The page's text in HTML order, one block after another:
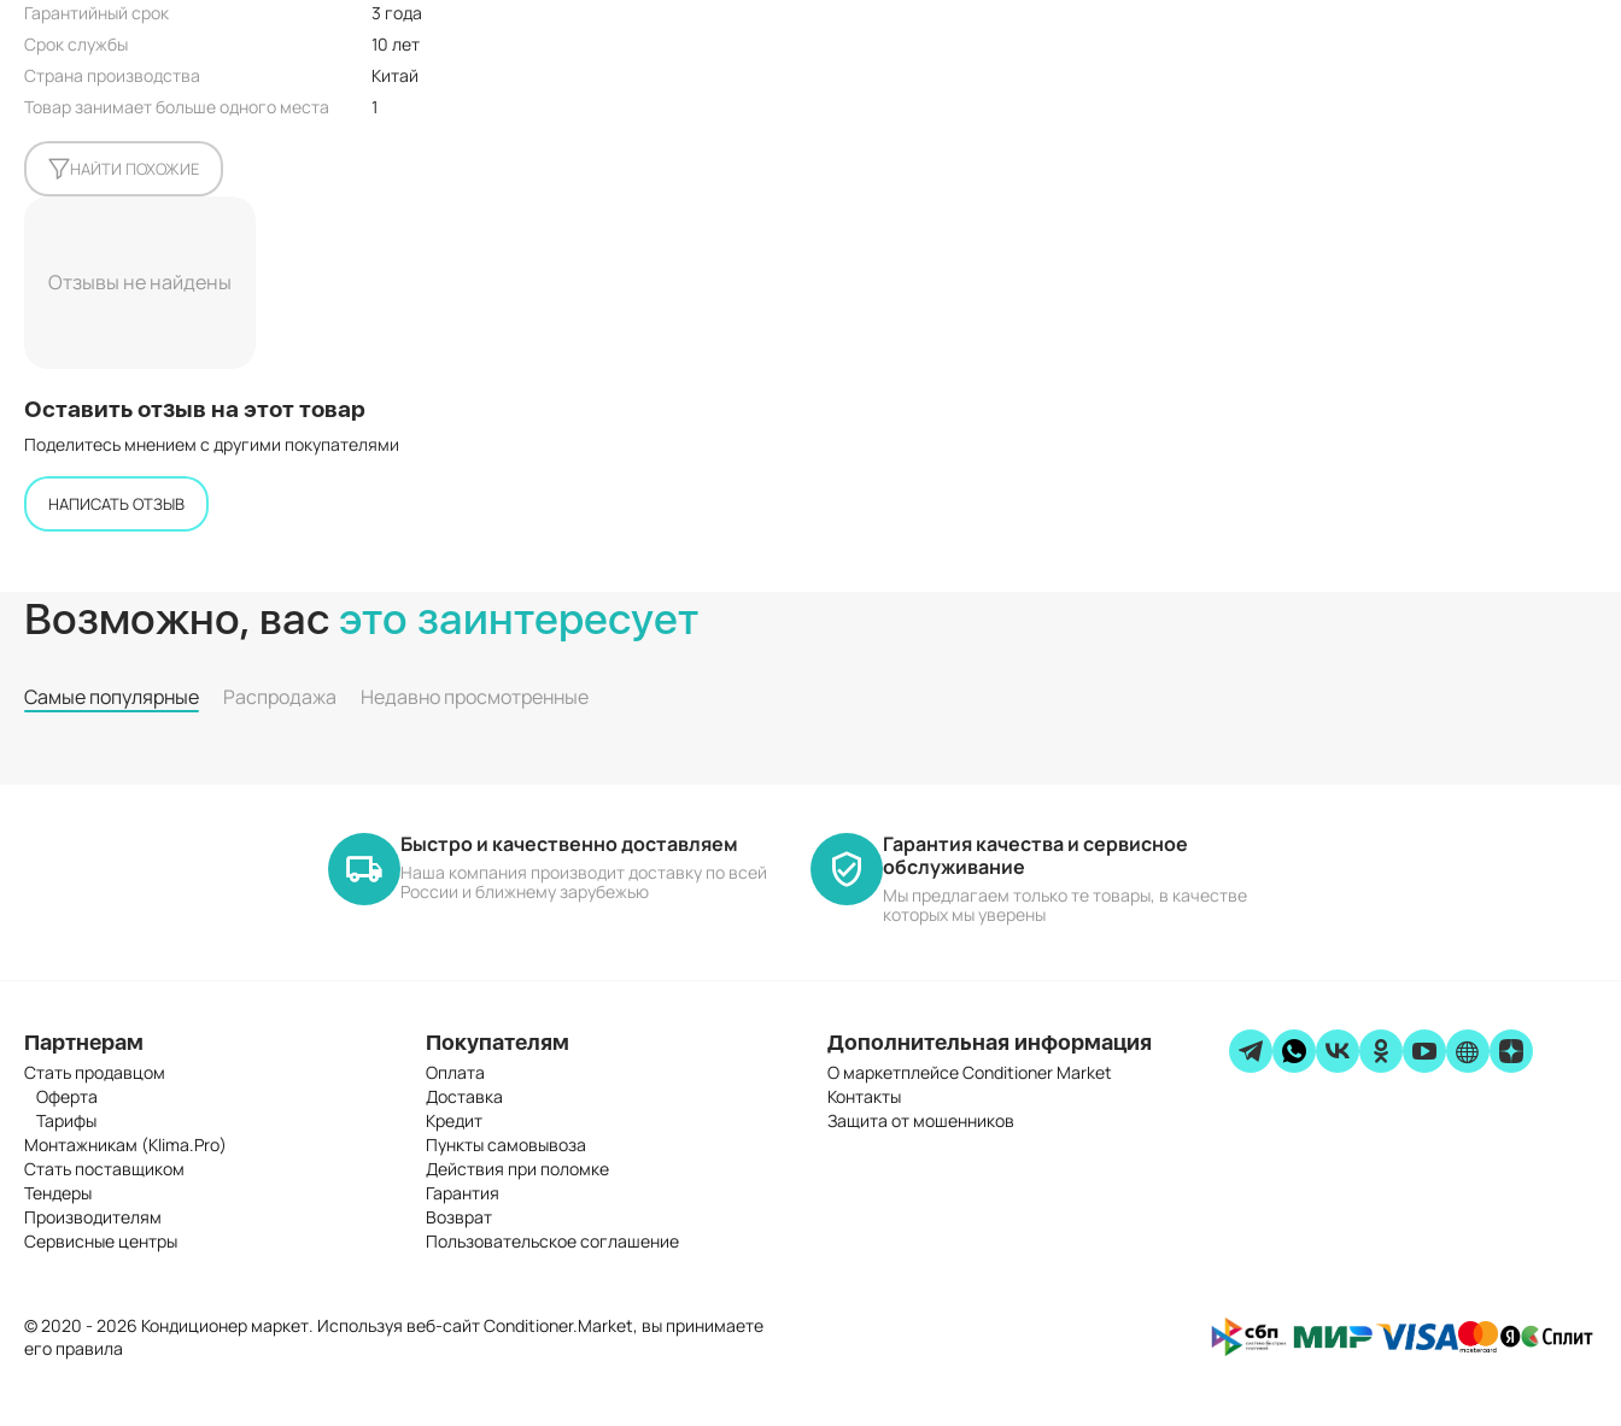
Гарантийный срок
3 года
Срок службы
10 лет
Страна производства
Китай
Товар занимает больше одного места
1
НАЙТИ ПОХОЖИЕ
Отзывы не найдены
Оставить отзыв на этот товар
Поделитесь мнением с другими покупателями
НАПИСАТЬ ОТЗЫВ
Возможно, вас это заинтересует
Самые популярные Распродажа Недавно просмотренные
Быстро и качественно доставляем
Наша компания производит доставку по всей
России и ближнему зарубежью
Гарантия качества и сервисное
обслуживание
Мы предлагаем только те товары, в качестве
которых мы уверены
Партнерам
Стать продавцом
Оферта
Тарифы
Монтажникам (Klima.Pro)
Стать поставщиком
Тендеры
Производителям
Сервисные центры
Покупателям
Оплата
Доставка
Кредит
Пункты самовывоза
Действия при поломке
Гарантия
Возврат
Пользовательское соглашение
Дополнительная информация
О маркетплейсе Conditioner Market
Контакты
Защита от мошенников
© 2020 - 2026 Кондиционер маркет. Используя веб-сайт Conditioner.Market, вы принимаете
его правила